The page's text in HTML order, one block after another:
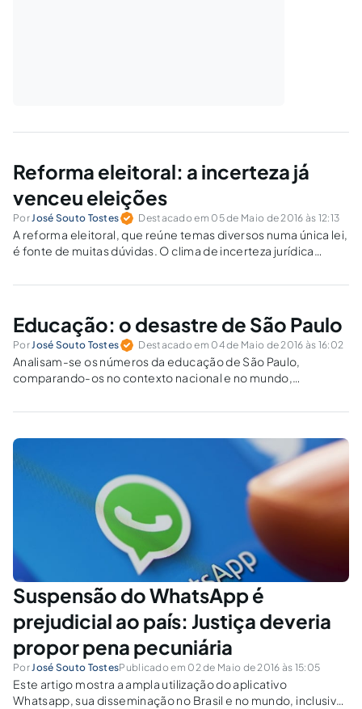
Reforma eleitoral: a incerteza já
venceu eleições
Por José Souto Tostes Destacado em 05 de Maio de 2016 às 12:13
A reforma eleitoral, que reúne temas diversos numa única lei,
é fonte de muitas dúvidas. O clima de incerteza jurídica
229 dos prefeitos eleitos foram cassados pela Justiça
Educação: o desastre de São Paulo
Por José Souto Tostes Destacado em 04 de Maio de 2016 às 16:02
Analisam-se os números da educação de São Paulo,
comparando-os no contexto nacional e no mundo,
proposto pela Secretaria Estadual de Educação na realidade
Suspensão do WhatsApp é
prejudicial ao país: Justiça deveria
propor pena pecuniária
PorJosé Souto TostesPublicado em 02 de Maio de 2016 às 15:05
Este artigo mostra a ampla utilização do aplicativo
Whatsapp, sua disseminação no Brasil e no mundo, inclusive